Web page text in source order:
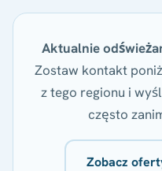
Aktualnie
Zostaw kontakt
z tego regionu i
często
Zobacz